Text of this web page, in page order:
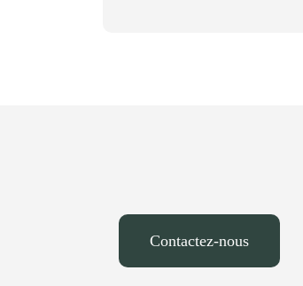
Contactez-nous